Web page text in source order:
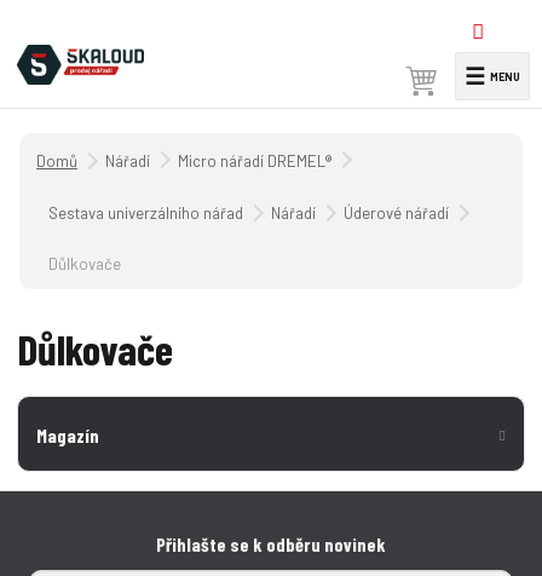
y
d
☰
Úvodní strana
Nářadí Micro nářadí DREMEL®
Sestava univerzálního nářadí Nářadí Úderové nářadí
Důlkovače
Důlkovače
Magazín
Přihlašte se k odběru novinek